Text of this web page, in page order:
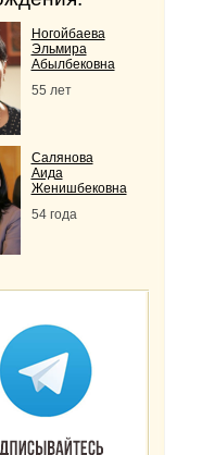
Ногойбаева
Эльмира
Абылбековна
55 лет
Салянова
Аида
Женишбековна
54 года